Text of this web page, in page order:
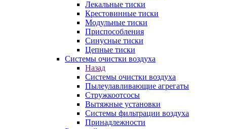
Лекальные тиски
Крестовинные тиски
Модульные тиски
Приспособления
Синусные тиски
Цепные тиски
Системы очистки воздуха
Назад
Системы очистки воздуха
Пылеулавливающие агрегаты
Стружкоотсосы
Вытяжные установки
Системы фильтрации воздуха
Принадлежности